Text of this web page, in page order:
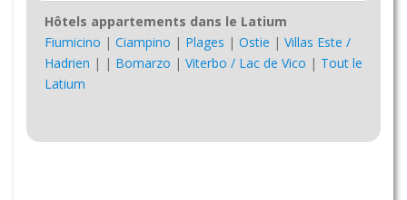
Hôtels appartements dans le Latium
Fiumicino | Ciampino | Plages | Ostie | Villas Este /
Hadrien | | Bomarzo | Viterbo / Lac de Vico | Tout le
Latium